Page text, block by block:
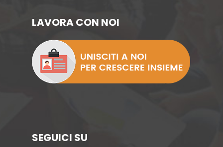
LAVORA CON NOI
SEGUICI SU